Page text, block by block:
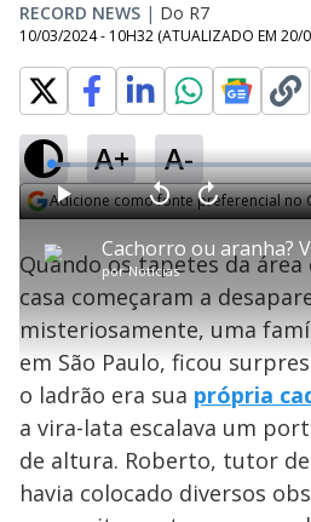
RECORD NEWS | Do R7
10/03/2024 - 10H32 (ATUALIZADO EM 20/
A+ A-
Adicione como fonte preferencial no
P
l
a
y
porNotícias
P V
t
a
r
0
e
g
d
s
A
n
ç
a
1
e
u
n
o
s
M
u
d
L
o
a
d
e
5
.
0
3
%
Quando os tapetes da área
casa começaram a
misteriosamente, uma
em São Paulo, ficou
o ladrão era sua própria
a vira-lata escalava um
de altura. Roberto, tutor
havia colocado diversos